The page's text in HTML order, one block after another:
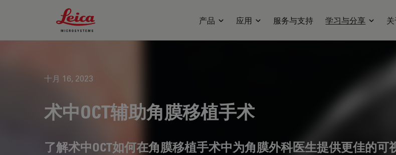
Leica Microsystems Logo
产品 应用 服务与支持 学习与分享
十月 16, 2023
术中OCT辅助角膜移植手术
了解术中OCT如何在角膜移植手术中为角膜外科医生提供更佳的可